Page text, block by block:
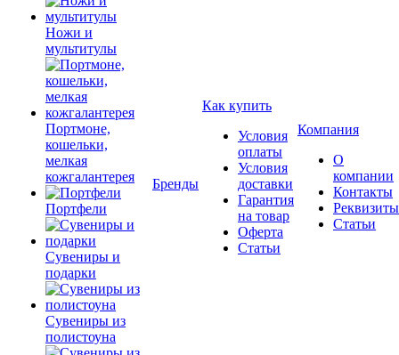
Ножи и
мультитулы
Портмоне,
кошельки,
мелкая
кожгалантерея
Портфели
Сувениры и
подарки
Сувениры из
полистоуна
Бренды
Как купить
Условия
оплаты
Условия
доставки
Гарантия
на товар
Оферта
Статьи
Компания
О
компании
Контакты
Реквизиты
Статьи